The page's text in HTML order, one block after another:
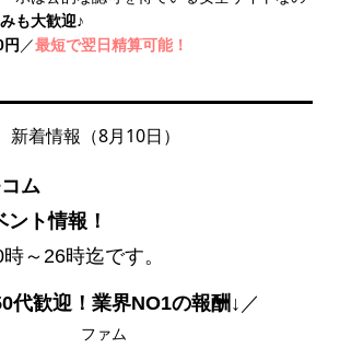
も大歓迎♪
／最短で翌日精算可能！
新着情報（8月10日）
ム
ト情報！
～26時迄です。
代歓迎！業界NO1の報酬↓ ／